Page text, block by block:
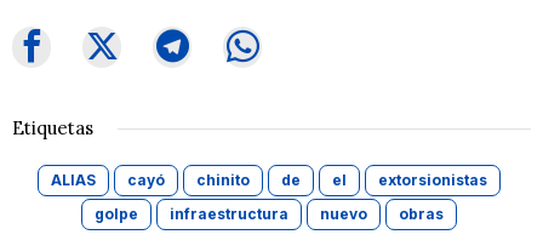
Etiquetas
ALIAS cayó chinito de el
extorsionistas
golpe
infraestructura nuevo obras